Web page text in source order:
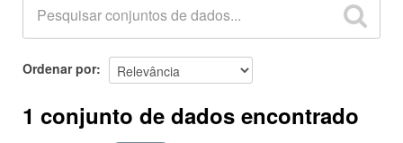
Ordenar por
1 conjunto de dados encontrado